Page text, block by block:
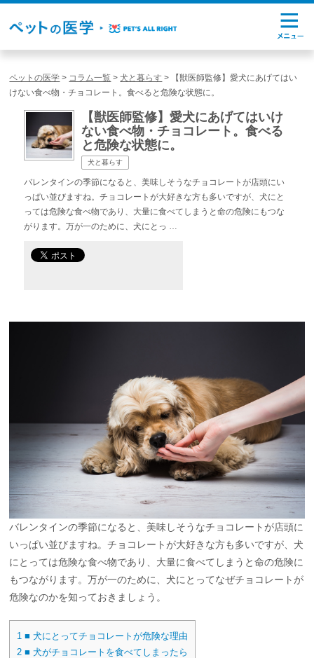
ペットの医学 > コラム一覧 >犬と暮らす >
【獣医師監修】愛犬にあげてはい
けない食べ物・チョコレート。食べると危険な状態に。
【獣医師監修】愛犬にあげてはいけ
ない食べ物・チョコレート。食べる
と危険な状態に。
犬と暮らす
バレンタインの季節になると、美味しそうなチョコレートが店頭にい
っぱい並びますね。チョコレートが大好きな方も多いですが、犬にと
っては危険な食べ物であり、大量に食べてしまうと命の危険にもつな
がります。万が一のために、犬にとっ …
バレンタインの季節になると、美味しそうなチョコレートが店頭に
いっぱい並びますね。チョコレートが大好きな方も多いですが、犬
にとっては危険な食べ物であり、大量に食べてしまうと命の危険に
もつながります。万が一のために、犬にとってなぜチョコレートが
危険なのかを知っておきましょう。
1 ■ 犬にとってチョコレートが危険な理由
2 ■ 犬がチョコレートを食べてしまったら